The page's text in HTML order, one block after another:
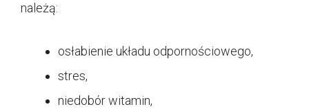
należą:
osłabienie układu odpornościowego,
stres,
niedobór witamin,